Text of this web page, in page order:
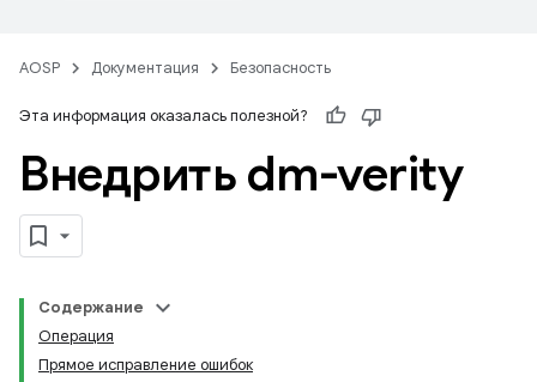
AOSP Документация Безопасность
Эта информация оказалась полезной?
Внедрить dm-verity
Содержание
Операция
Прямое исправление ошибок